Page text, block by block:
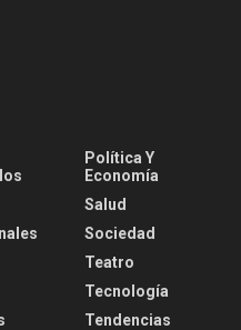
Política Y
Economía
Salud
Sociedad
Teatro
Tecnología
Tendencias